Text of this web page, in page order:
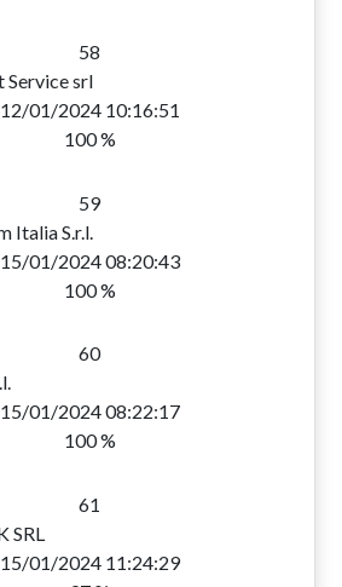
58
Service srl
12/01/2024 10:16:51
100 %
59
Italia S.r.l.
15/01/2024 08:20:43
100 %
60
15/01/2024 08:22:17
100 %
61
SRL
15/01/2024 11:24:29